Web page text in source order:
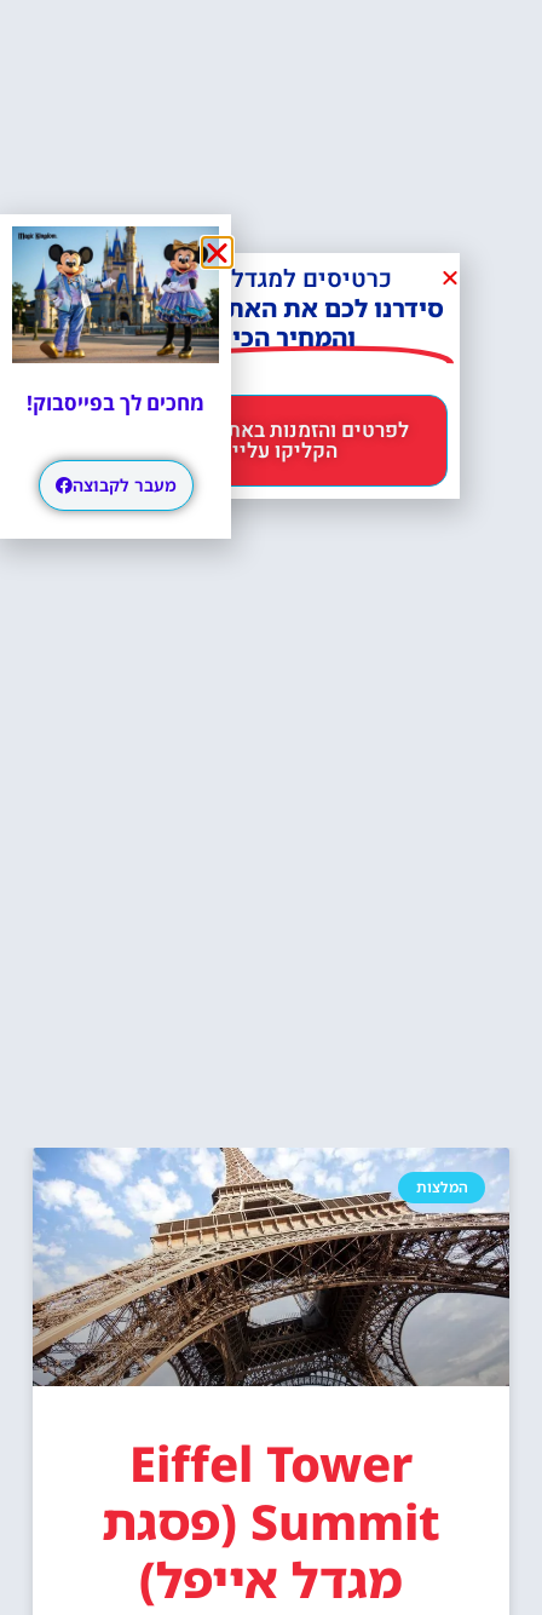
המלצות
Eiffel Tower
Summit (פסגת
מגדל אייפל)
כרטיסים למגדל אייפל?
סידרנו לכם את האתר הכי אמין -
והמחיר הכי זול!
הקליקו עליי 😊
מחכים לך בפייסבוק!
מעבר לקבוצה